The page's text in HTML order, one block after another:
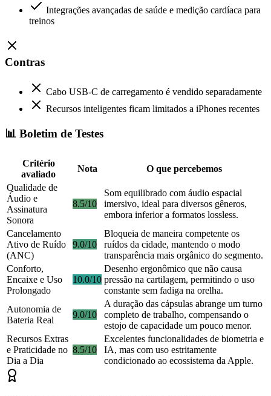
Integrações avançadas de saúde e medição cardíaca para
treinos
Contras
Cabo USB-C de carregamento é vendido separadamente
Recursos inteligentes ficam limitados a iPhones recentes
📊 Boletim de Testes
Critério
avaliado
Nota
O que percebemos
Qualidade de
Áudio e
Assinatura
Sonora
8.5/10
Som equilibrado com áudio espacial
imersivo, ideal para diversos gêneros,
embora inferior a formatos lossless.
Cancelamento
Ativo de Ruído
(ANC)
9.0/10
Bloqueia de maneira competente os
ruídos da cidade, mantendo o modo
transparência mais orgânico do segmento.
Conforto,
Encaixe e Uso
Prolongado
10.0/10
Desenho ergonômico que não causa
pressão na cartilagem, permitindo o uso
constante sem fadiga na orelha.
Autonomia de
Bateria Real
9.0/10
A duração das cápsulas abrange um turno
completo de trabalho, compensando o
estojo de capacidade um pouco menor.
Recursos Extras
e Praticidade no
Dia a Dia
8.5/10
Excelentes funcionalidades de biometria e
IA, mas com uso estritamente
condicionado ao ecossistema da Apple.